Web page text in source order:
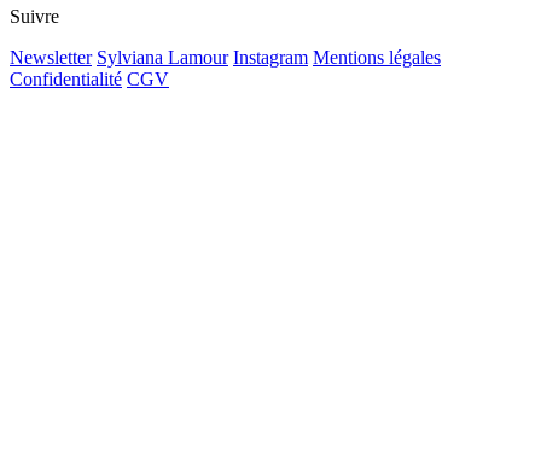
Suivre
Newsletter Sylviana Lamour Instagram Mentions légales
Confidentialité CGV